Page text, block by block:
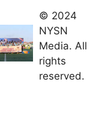
umum
Kejurnas
Panahan
Junior di
Kudus
© 2024
NYSN
Media. All
rights
reserved.